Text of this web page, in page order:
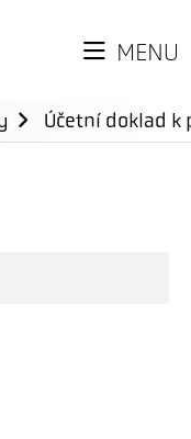
MENU
Účetní doklad